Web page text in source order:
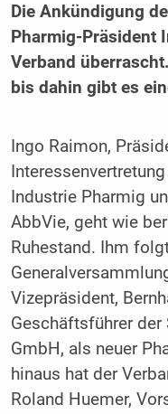
Die Ankündigung
Pharmig-Präsident
Verband
bis dahin gibt es
Ingo Raimon,
Industrie Pharmig
AbbVie, geht wie
Ruhestand. Ihm
Vizepräsident,
Geschäftsführer
GmbH, als neuer
hinaus hat der
Roland Huemer,